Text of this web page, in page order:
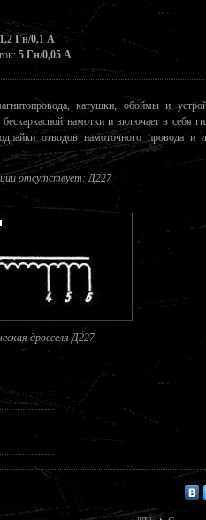
1,2 Гн/0,1 А
5 Гн/0,05 А
катушки, обоймы и
намотки и включает в себя
отводов намоточного провода и
отсутствует: Д227
дросселя Д227